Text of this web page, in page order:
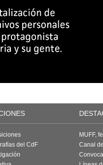
del CdF
MUFF,
Canal